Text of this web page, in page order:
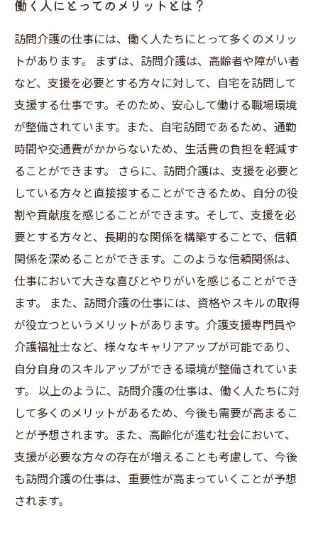
働く人にとってのメリットとは？
訪問介護の仕事には、働く人たちにとって多くのメリッ
トがあります。 まずは、訪問介護は、高齢者や障がい者
など、支援を必要とする方々に対して、自宅を訪問して
支援する仕事です。そのため、安心して働ける職場環境
が整備されています。また、自宅訪問であるため、通勤
時間や交通費がかからないため、生活費の負担を軽減す
ることができます。 さらに、訪問介護は、支援を必要と
している方々と直接接することができるため、自分の役
割や貢献度を感じることができます。そして、支援を必
要とする方々と、長期的な関係を構築することで、信頼
関係を深めることができます。このような信頼関係は、
仕事において大きな喜びとやりがいを感じることができ
ます。 また、訪問介護の仕事には、資格やスキルの取得
が役立つというメリットがあります。介護支援専門員や
介護福祉士など、様々なキャリアアップが可能であり、
自分自身のスキルアップができる環境が整備されていま
す。 以上のように、訪問介護の仕事は、働く人たちに対
して多くのメリットがあるため、今後も需要が高まるこ
とが予想されます。また、高齢化が進む社会において、
支援が必要な方々の存在が増えることも考慮して、今後
も訪問介護の仕事は、重要性が高まっていくことが予想
されます。